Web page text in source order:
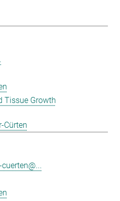
Tissue Growth
Cürten